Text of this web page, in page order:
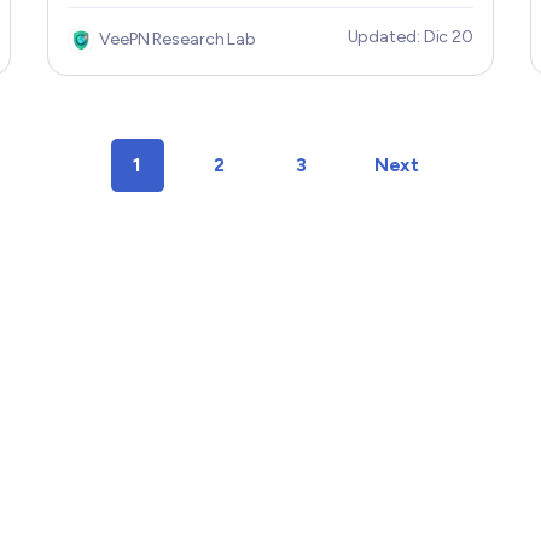
¿Es WeBull segura? Comprender las medidas
de seguridad de la plataforma es esencial antes
en este artículo, desglosaremos las
características de seguridad de WeBull, los
VeePN Research Lab Updated: Dic 20
1 2 3 Next